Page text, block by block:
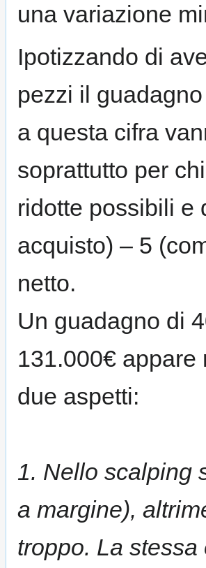
una variazione
Ipotizzando di
pezzi il
a questa cifra
soprattutto per
ridotte possibili e
acquisto) – 5
netto.
Un guadagno di
131.000€ appare
due aspetti:
1. Nello scalping
a margine),
troppo. La